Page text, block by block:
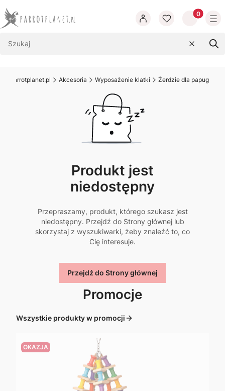
Produkty
Wyczyść
Akcesoria Wyposażenie klatki Żerdzie dla papug
Produkt jest
niedostępny
Przepraszamy, produkt, którego szukasz jest
niedostępny. Przejdź do Strony głównej lub
skorzystaj z wyszukiwarki, żeby znaleźć to, co
Cię interesuje.
Przejdź do Strony głównej
Promocje
Wszystkie produkty w promocji
OKAZJA